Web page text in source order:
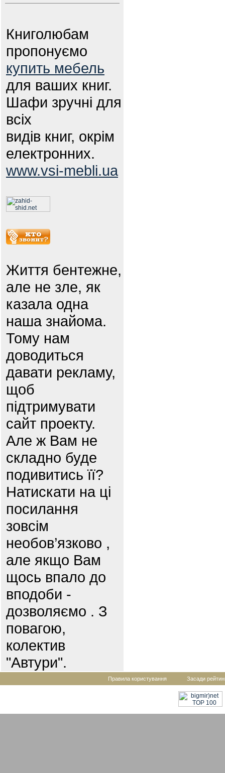
Книголюбам
пропонуємо
купить мебель
для ваших книг.
Шафи зручні для
всіх
видів книг, окрім
електронних.
www.vsi-mebli.ua
Життя бентежне,
але не зле, як
казала одна
наша знайома.
Тому нам
доводиться
давати рекламу,
щоб
підтримувати
сайт проекту.
Але ж Вам не
складно буде
подивитись її?
Натискати на ці
посилання
зовсім
необов’язково ,
але якщо Вам
щось впало до
вподоби -
дозволяємо . З
повагою,
колектив
"Автури".
Правила користування Засади